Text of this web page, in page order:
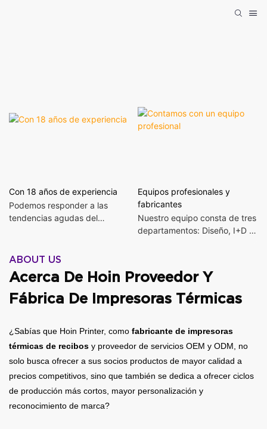
Con 18 años de experiencia
Podemos responder a las
tendencias agudas del
surgen nuevos productos,
coste de fabricación y el
potencial de mercado para su
desarrollo.
Equipos profesionales y
fabricantes
Nuestro equipo consta de tres
departamentos: Diseño, I+D y
ABOUT US
Acerca De Hoin Proveedor Y
Fábrica De Impresoras Térmicas
¿Sabías que Hoin Printer, como fabricante de impresoras
térmicas de recibos y proveedor de servicios OEM y ODM, no
solo busca ofrecer a sus socios productos de mayor calidad a
precios competitivos, sino que también se dedica a ofrecer ciclos
de producción más cortos, mayor personalización y
reconocimiento de marca?